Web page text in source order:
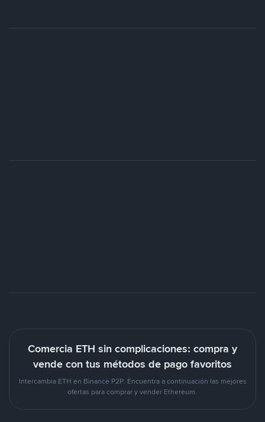
Comercia ETH sin complicaciones: compra y
vende con tus métodos de pago favoritos
Intercambia ETH en Binance P2P. Encuentra a continuación las mejores
ofertas para comprar y vender Ethereum.